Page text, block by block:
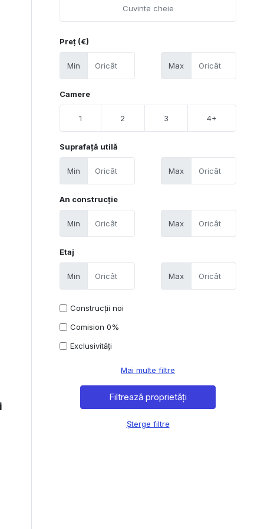
Preț (€)
Min Max
Camere
1 2 3 4+
Suprafață utilă
Min Max
An construcție
Min Max
Etaj
Min Max
Construcții noi
Comision 0%
Exclusivități
Mai multe filtre
Șterge filtre